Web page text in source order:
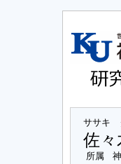
ササキ
佐
所属